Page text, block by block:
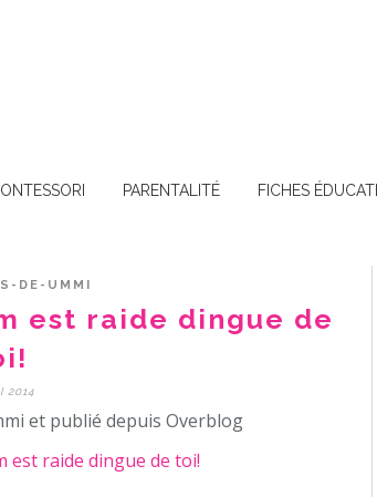
PARENTALITÉ FICHES
DE-UMMI
est raide dingue de
2014
et publié depuis Overblog